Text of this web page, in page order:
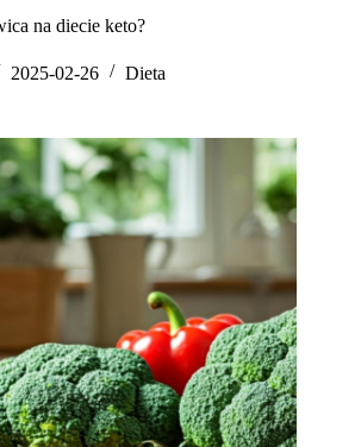
na diecie keto?
2025-02-26 Dieta